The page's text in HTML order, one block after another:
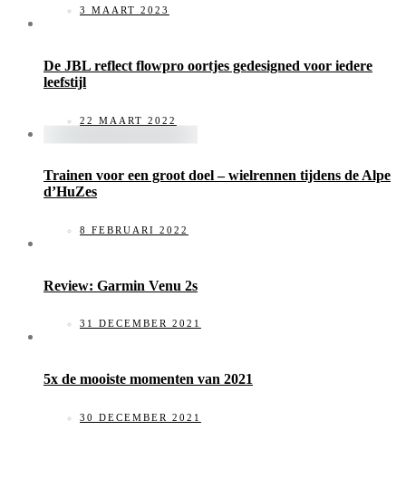
3 MAART 2023
De JBL reflect flowpro oortjes gedesigned voor iedere
leefstijl
22 MAART 2022
Trainen voor een groot doel – wielrennen tijdens de Alpe
d’HuZes
8 FEBRUARI 2022
Review: Garmin Venu 2s
31 DECEMBER 2021
5x de mooiste momenten van 2021
30 DECEMBER 2021